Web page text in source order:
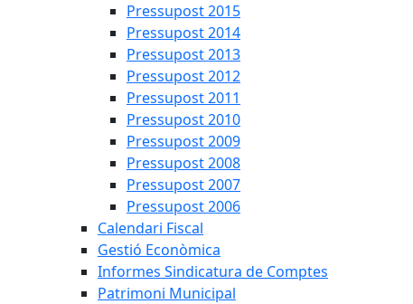
Pressupost 2015
Pressupost 2014
Pressupost 2013
Pressupost 2012
Pressupost 2011
Pressupost 2010
Pressupost 2009
Pressupost 2008
Pressupost 2007
Pressupost 2006
Calendari Fiscal
Gestió Econòmica
Informes Sindicatura de Comptes
Patrimoni Municipal